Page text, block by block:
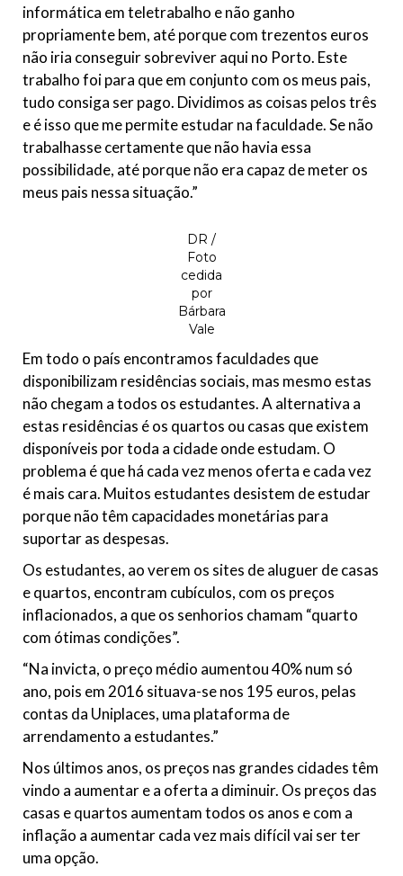
informática em teletrabalho e não ganho
propriamente bem, até porque com trezentos euros
não iria conseguir sobreviver aqui no Porto. Este
trabalho foi para que em conjunto com os meus pais,
tudo consiga ser pago. Dividimos as coisas pelos três
e é isso que me permite estudar na faculdade. Se não
trabalhasse certamente que não havia essa
possibilidade, até porque não era capaz de meter os
meus pais nessa situação.”
DR /
Foto
cedida
por
Bárbara
Vale
Em todo o país encontramos faculdades que
disponibilizam residências sociais, mas mesmo estas
não chegam a todos os estudantes. A alternativa a
estas residências é os quartos ou casas que existem
disponíveis por toda a cidade onde estudam. O
problema é que há cada vez menos oferta e cada vez
é mais cara. Muitos estudantes desistem de estudar
porque não têm capacidades monetárias para
suportar as despesas.
Os estudantes, ao verem os sites de aluguer de casas
e quartos, encontram cubículos, com os preços
inflacionados, a que os senhorios chamam “quarto
com ótimas condições”.
“Na invicta, o preço médio aumentou 40% num só
ano, pois em 2016 situava-se nos 195 euros, pelas
contas da Uniplaces, uma plataforma de
arrendamento a estudantes.”
Nos últimos anos, os preços nas grandes cidades têm
vindo a aumentar e a oferta a diminuir. Os preços das
casas e quartos aumentam todos os anos e com a
inflação a aumentar cada vez mais difícil vai ser ter
uma opção.